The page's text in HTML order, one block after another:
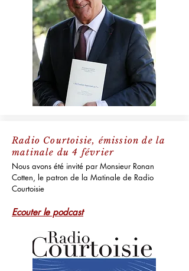
Radio Courtoisie, émission de la
matinale du 4 février
Nous avons été invité par Monsieur Ronan
Cotten, le patron de la Matinale de Radio
Courtoisie
Ecouter le podcast